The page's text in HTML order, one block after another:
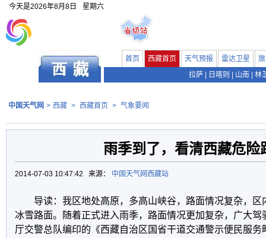
今天是2026年8月8日 星期六
首页 西藏首页 天气预报 雷达卫星
拉萨
日喀则 山南 林
中国天气网 > 西藏 > 西藏首页 > 气象要闻
雨季到了，看清西藏危险
2014-07-03 10:47:42 来源： 中国天气网西藏站
导读：我区地处高原，多高山峡谷，路面情况复杂，区
冰雪路面。随着正式进入雨季，路面情况更加复杂，广大
厅交警总队编印的《西藏自治区国省干道交通警示便民服